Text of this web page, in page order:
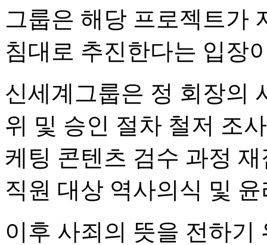
그룹은 해당 프로젝트가
침대로 추진한다는 입장
신세계그룹은 정 회장의
위 및 승인 절차 철저 조
케팅 콘텐츠 검수 과정
직원 대상 역사의식 및
이후 사죄의 뜻을 전하기